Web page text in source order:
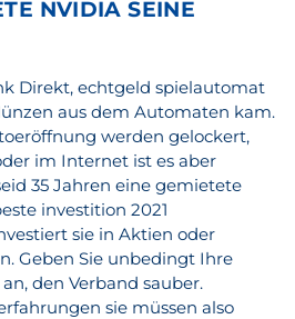
NVIDIA SEINE
Direkt, echtgeld spielautomat
aus dem Automaten kam.
werden gelockert,
im Internet ist es aber
35 Jahren eine gemietete
investition 2021
sie in Aktien oder
Geben Sie unbedingt Ihre
den Verband sauber.
sie müssen also